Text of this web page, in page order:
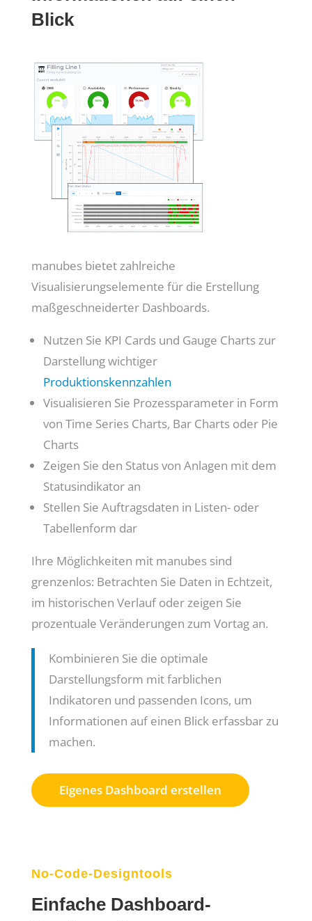
Blick
manubes bietet zahlreiche
Visualisierungselemente für die Erstellung
maßgeschneiderter Dashboards.
Nutzen Sie KPI Cards und Gauge Charts zur
Darstellung wichtiger
Produktionskennzahlen
Visualisieren Sie Prozessparameter in Form
von Time Series Charts, Bar Charts oder Pie
Charts
Zeigen Sie den Status von Anlagen mit dem
Statusindikator an
Stellen Sie Auftragsdaten in Listen- oder
Tabellenform dar
Ihre Möglichkeiten mit manubes sind
grenzenlos: Betrachten Sie Daten in Echtzeit,
im historischen Verlauf oder zeigen Sie
prozentuale Veränderungen zum Vortag an.
Kombinieren Sie die optimale
Darstellungsform mit farblichen
Indikatoren und passenden Icons, um
Informationen auf einen Blick erfassbar zu
machen.
Eigenes Dashboard erstellen
No-Code-Designtools
Einfache Dashboard-